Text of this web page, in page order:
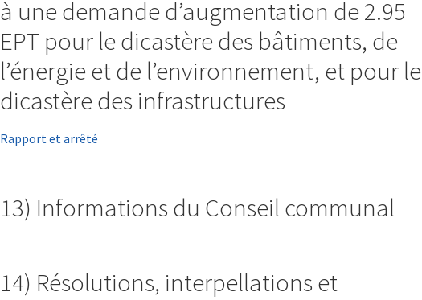
à une demande d’augmentation de 2.95
EPT pour le dicastère des bâtiments, de
l’énergie et de l’environnement, et pour le
dicastère des infrastructures
Rapport et arrêté
13) Informations du Conseil communal
14) Résolutions, interpellations et